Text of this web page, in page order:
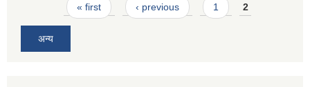
Pages« first ‹ previous 1 2
अन्य